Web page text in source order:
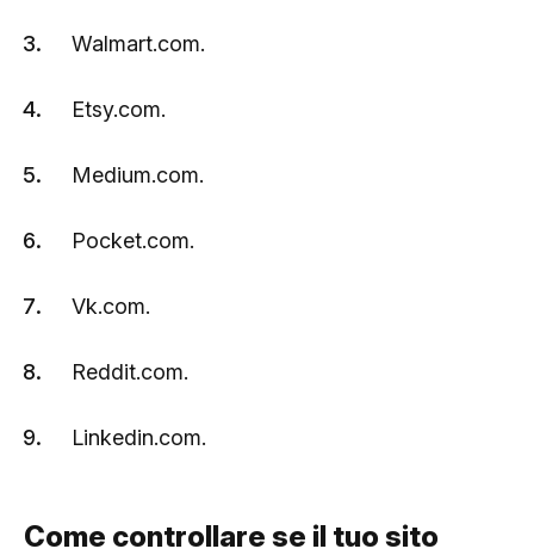
Walmart.com.
Etsy.com.
Medium.com.
Pocket.com.
Vk.com.
Reddit.com.
Linkedin.com.
Come controllare se il tuo sito